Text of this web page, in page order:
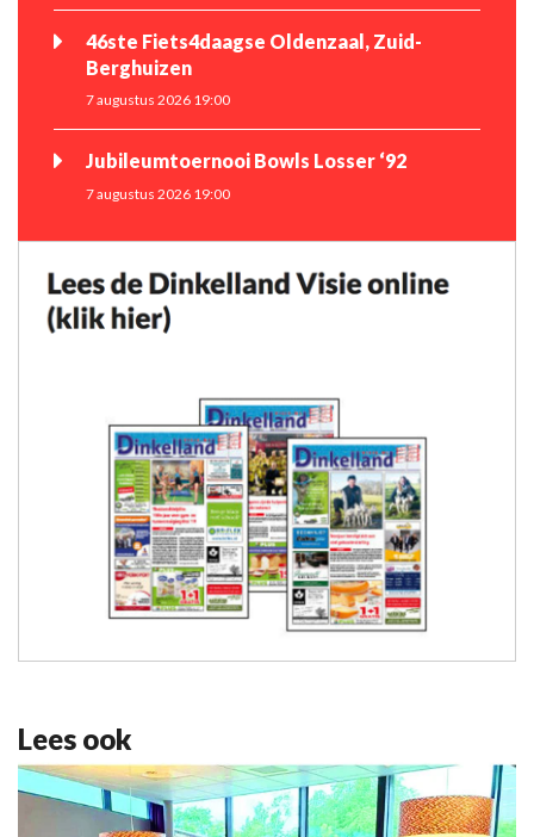
46ste Fiets4daagse Oldenzaal, Zuid-
Berghuizen
7 augustus 2026 19:00
Jubileumtoernooi Bowls Losser ‘92
7 augustus 2026 19:00
Lees ook